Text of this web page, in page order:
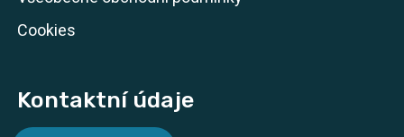
Cookies
Kontaktní údaje